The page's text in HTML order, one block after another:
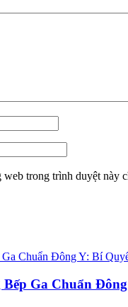
trong trình duyệt này
Bếp Ga Chuẩn